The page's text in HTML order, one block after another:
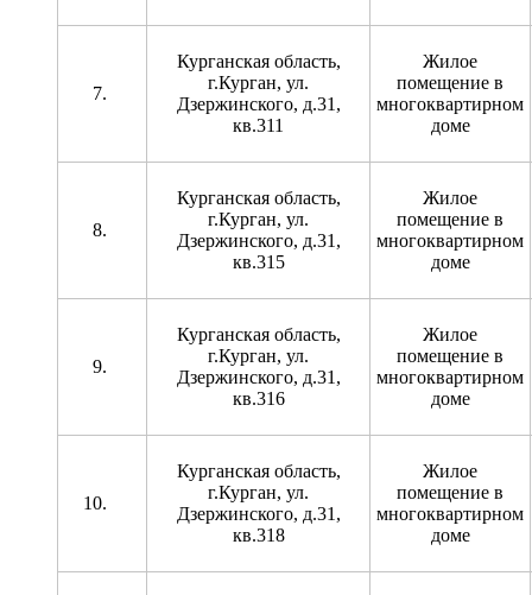
Курганская область,
г.Курган, ул.
Дзержинского, д.31,
кв.311
Жилое
помещение в
многоквартирном
доме
Курганская область,
г.Курган, ул.
Дзержинского, д.31,
кв.315
Жилое
помещение в
многоквартирном
доме
Курганская область,
г.Курган, ул.
Дзержинского, д.31,
кв.316
Жилое
помещение в
многоквартирном
доме
Курганская область,
г.Курган, ул.
Дзержинского, д.31,
кв.318
Жилое
помещение в
многоквартирном
доме